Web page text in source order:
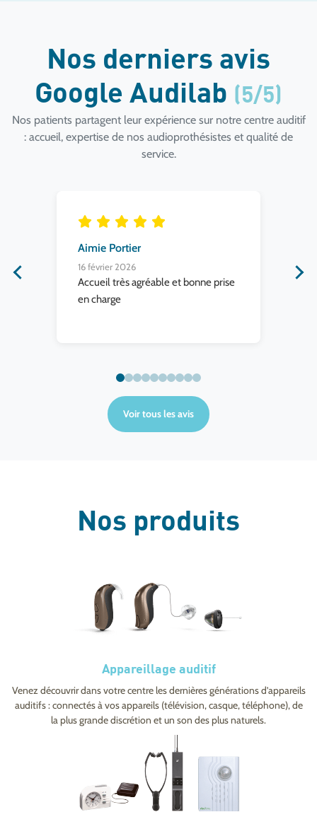
Nos derniers avis
Google Audilab (5/5)
Nos patients partagent leur expérience sur notre centre auditif
: accueil, expertise de nos audioprothésistes et qualité de
service.
Aimie Portier
16 février 2026
Accueil très agréable et bonne prise
en charge
Voir tous les avis
Nos produits
Appareillage auditif
Venez découvrir dans votre centre les dernières générations d’appareils
auditifs : connectés à vos appareils (télévision, casque, téléphone), de
la plus grande discrétion et un son des plus naturels.